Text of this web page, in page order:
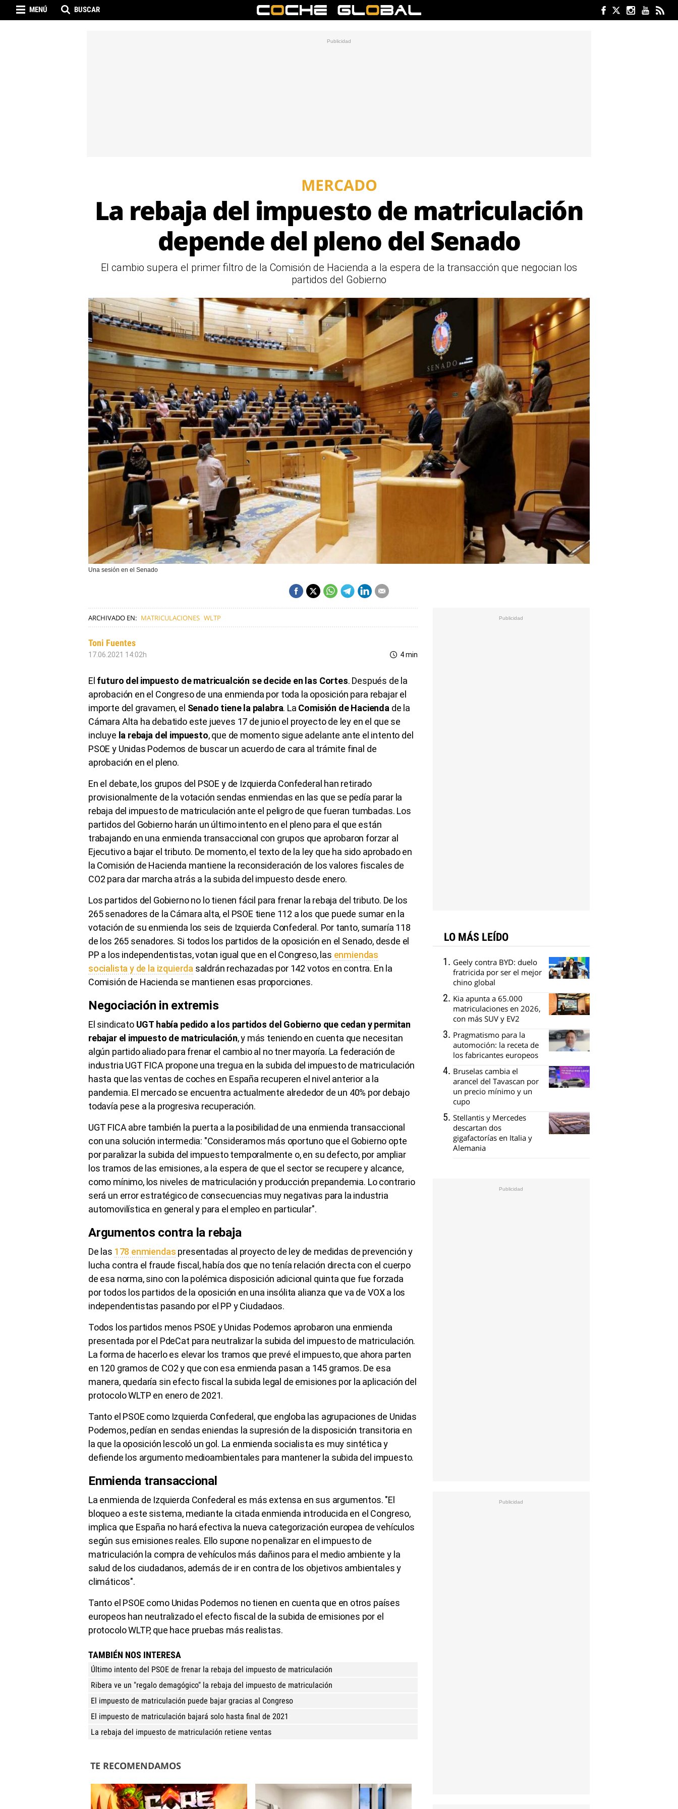
MENÚ BUSCAR
MERCADO
La rebaja del impuesto de matriculación
depende del pleno del Senado
El cambio supera el primer filtro de la Comisión de Hacienda a la espera de la transacción que negocian los
partidos del Gobierno
Una sesión en el Senado
ARCHIVADO EN: MATRICULACIONES WLTP
Toni Fuentes
17.06.2021 14:02h 4 min
El futuro del impuesto de matricualción se decide en las Cortes. Después de la
aprobación en el Congreso de una enmienda por toda la oposición para rebajar el
importe del gravamen, el Senado tiene la palabra. La Comisión de Hacienda de la
Cámara Alta ha debatido este jueves 17 de junio el proyecto de ley en el que se
incluye la rebaja del impuesto, que de momento sigue adelante ante el intento del
PSOE y Unidas Podemos de buscar un acuerdo de cara al trámite final de
aprobación en el pleno.
En el debate, los grupos del PSOE y de Izquierda Confederal han retirado
provisionalmente de la votación sendas enmiendas en las que se pedía parar la
rebaja del impuesto de matriculación ante el peligro de que fueran tumbadas. Los
partidos del Gobierno harán un último intento en el pleno para el que están
trabajando en una enmienda transaccional con grupos que aprobaron forzar al
Ejecutivo a bajar el tributo. De momento, el texto de la ley que ha sido aprobado en
la Comisión de Hacienda mantiene la reconsideración de los valores fiscales de
CO2 para dar marcha atrás a la subida del impuesto desde enero.
Los partidos del Gobierno no lo tienen fácil para frenar la rebaja del tributo. De los
265 senadores de la Cámara alta, el PSOE tiene 112 a los que puede sumar en la
votación de su enmienda los seis de Izquierda Confederal. Por tanto, sumaría 118
de los 265 senadores. Si todos los partidos de la oposición en el Senado, desde el
PP a los independentistas, votan igual que en el Congreso, las enmiendas
socialista y de la izquierda saldrán rechazadas por 142 votos en contra. En la
Comisión de Hacienda se mantienen esas proporciones.
Negociación in extremis
El sindicato UGT había pedido a los partidos del Gobierno que cedan y permitan
rebajar el impuesto de matriculación, y más teniendo en cuenta que necesitan
algún partido aliado para frenar el cambio al no tner mayoría. La federación de
industria UGT FICA propone una tregua en la subida del impuesto de matriculación
hasta que las ventas de coches en España recuperen el nivel anterior a la
pandemia. El mercado se encuentra actualmente alrededor de un 40% por debajo
todavía pese a la progresiva recuperación.
UGT FICA abre también la puerta a la posibilidad de una enmienda transaccional
con una solución intermedia: "Consideramos más oportuno que el Gobierno opte
por paralizar la subida del impuesto temporalmente o, en su defecto, por ampliar
los tramos de las emisiones, a la espera de que el sector se recupere y alcance,
como mínimo, los niveles de matriculación y producción prepandemia. Lo contrario
será un error estratégico de consecuencias muy negativas para la industria
automovilística en general y para el empleo en particular".
Argumentos contra la rebaja
De las 178 enmiendas presentadas al proyecto de ley de medidas de prevención y
lucha contra el fraude fiscal, había dos que no tenía relación directa con el cuerpo
de esa norma, sino con la polémica disposición adicional quinta que fue forzada
por todos los partidos de la oposición en una insólita alianza que va de VOX a los
independentistas pasando por el PP y Ciudadaos.
Todos los partidos menos PSOE y Unidas Podemos aprobaron una enmienda
presentada por el PdeCat para neutralizar la subida del impuesto de matriculación.
La forma de hacerlo es elevar los tramos que prevé el impuesto, que ahora parten
en 120 gramos de CO2 y que con esa enmienda pasan a 145 gramos. De esa
manera, quedaría sin efecto fiscal la subida legal de emisiones por la aplicación del
protocolo WLTP en enero de 2021.
Tanto el PSOE como Izquierda Confederal, que engloba las agrupaciones de Unidas
Podemos, pedían en sendas eniendas la supresión de la disposición transitoria en
la que la oposición lescoló un gol. La enmienda socialista es muy sintética y
defiende los argumento medioambientales para mantener la subida del impuesto.
Enmienda transaccional
La enmienda de Izquierda Confederal es más extensa en sus argumentos. "El
bloqueo a este sistema, mediante la citada enmienda introducida en el Congreso,
implica que España no hará efectiva la nueva categorización europea de vehículos
según sus emisiones reales. Ello supone no penalizar en el impuesto de
matriculación la compra de vehículos más dañinos para el medio ambiente y la
salud de los ciudadanos, además de ir en contra de los objetivos ambientales y
climáticos".
Tanto el PSOE como Unidas Podemos no tienen en cuenta que en otros países
europeos han neutralizado el efecto fiscal de la subida de emisiones por el
protocolo WLTP, que hace pruebas más realistas.
TAMBIÉN NOS INTERESA
Último intento del PSOE de frenar la rebaja del impuesto de matriculación
Ribera ve un "regalo demagógico" la rebaja del impuesto de matriculación
El impuesto de matriculación puede bajar gracias al Congreso
El impuesto de matriculación bajará solo hasta final de 2021
La rebaja del impuesto de matriculación retiene ventas
TE RECOMENDAMOS
LO MÁS LEÍDO
Geely contra BYD: duelo
fratricida por ser el mejor
chino global
Kia apunta a 65.000
matriculaciones en 2026,
con más SUV y EV2
Pragmatismo para la
automoción: la receta de
los fabricantes europeos
Bruselas cambia el
arancel del Tavascan por
un precio mínimo y un
cupo
Stellantis y Mercedes
descartan dos
gigafactorías en Italia y
Alemania